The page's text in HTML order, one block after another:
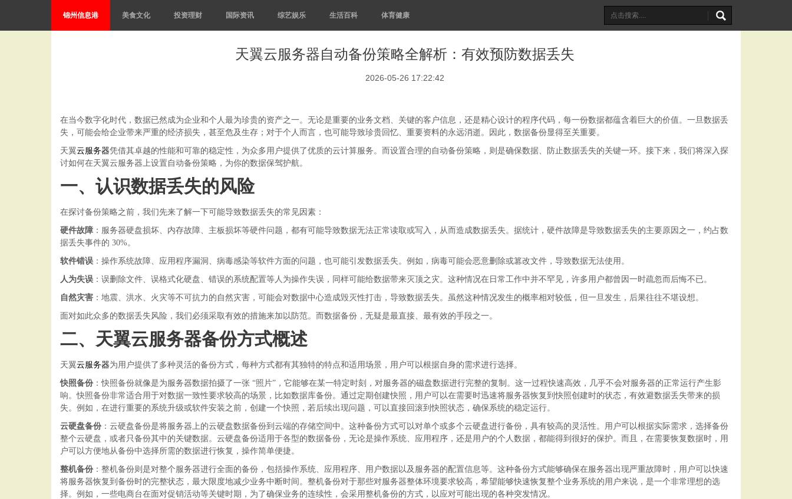
锦州信息港 美食文化 投资理财 国际资讯 综艺娱乐 生活百科 体育健康
天翼云服务器自动备份策略全解析：有效预防数据丢失
2026-05-26 17:22:42
在当今数字化时代，数据已然成为企业和个人最为珍贵的资产之一。无论是重要的业务文档、关键的客户信息，还是精心设计的程序代码，每一份数据都蕴含着巨大的价值。一旦数据丢
失，可能会给企业带来严重的经济损失，甚至危及生存；对于个人而言，也可能导致珍贵回忆、重要资料的永远消逝。因此，数据备份显得至关重要。
天翼云服务器凭借其卓越的性能和可靠的稳定性，为众多用户提供了优质的云计算服务。而设置合理的自动备份策略，则是确保数据、防止数据丢失的关键一环。接下来，我们将深入探
讨如何在天翼云服务器上设置自动备份策略，为你的数据保驾护航。
一、认识数据丢失的风险
在探讨备份策略之前，我们先来了解一下可能导致数据丢失的常见因素：
硬件故障 ：服务器硬盘损坏、内存故障、主板损坏等硬件问题，都有可能导致数据无法正常读取或写入，从而造成数据丢失。据统计，硬件故障是导致数据丢失的主要原因之一，约占数
据丢失事件的 30%。
软件错误 ：操作系统故障、应用程序漏洞、病毒感染等软件方面的问题，也可能引发数据丢失。例如，病毒可能会恶意删除或篡改文件，导致数据无法使用。
人为失误 ：误删除文件、误格式化硬盘、错误的系统配置等人为操作失误，同样可能给数据带来灭顶之灾。这种情况在日常工作中并不罕见，许多用户都曾因一时疏忽而后悔不已。
自然灾害 ：地震、洪水、火灾等不可抗力的自然灾害，可能会对数据中心造成毁灭性打击，导致数据丢失。虽然这种情况发生的概率相对较低，但一旦发生，后果往往不堪设想。
面对如此众多的数据丢失风险，我们必须采取有效的措施来加以防范。而数据备份，无疑是最直接、最有效的手段之一。
二、天翼云服务器备份方式概述
天翼云服务器为用户提供了多种灵活的备份方式，每种方式都有其独特的特点和适用场景，用户可以根据自身的需求进行选择。
快照备份：快照备份就像是为服务器数据拍摄了一张 “照片”，它能够在某一特定时刻，对服务器的磁盘数据进行完整的复制。这一过程快速高效，几乎不会对服务器的正常运行产生影
响。快照备份非常适合用于对数据一致性要求较高的场景，比如数据库备份。通过定期创建快照，用户可以在需要时迅速将服务器恢复到快照创建时的状态，有效避数据丢失带来的损
失。例如，在进行重要的系统升级或软件安装之前，创建一个快照，若后续出现问题，可以直接回滚到快照状态，确保系统的稳定运行。
云硬盘备份：云硬盘备份是将服务器上的云硬盘数据备份到云端的存储空间中。这种备份方式可以对单个或多个云硬盘进行备份，具有较高的灵活性。用户可以根据实际需求，选择备份
整个云硬盘，或者只备份其中的关键数据。云硬盘备份适用于各型的数据备份，无论是操作系统、应用程序，还是用户的个人数据，都能得到很好的保护。而且，在需要恢复数据时，用
户可以方便地从备份中选择所需的数据进行恢复，操作简单便捷。
整机备份：整机备份则是对整个服务器进行全面的备份，包括操作系统、应用程序、用户数据以及服务器的配置信息等。这种备份方式能够确保在服务器出现严重故障时，用户可以快速
将服务器恢复到备份时的完整状态，最大限度地减少业务中断时间。整机备份对于那些对服务器整体环境要求较高，希望能够快速恢复整个业务系统的用户来说，是一个非常理想的选
择。例如，一些电商台在面对促销活动等关键时期，为了确保业务的连续性，会采用整机备份的方式，以应对可能出现的各种突发情况。